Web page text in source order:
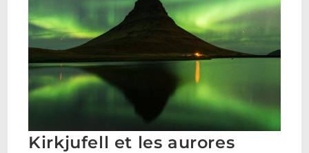
Kirkjufell et les aurores